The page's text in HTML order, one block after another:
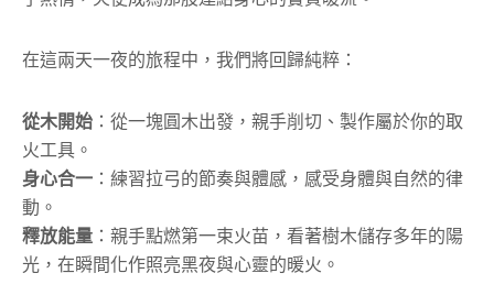
在這兩天一夜的旅程中，我們將回歸純粹：
從木開始 ：從一塊圓木出發，親手削切、製作屬於你的取
火工具。
身心合一 ：練習拉弓的節奏與體感，感受身體與自然的律
動。
釋放能量 ：親手點燃第一束火苗，看著樹木儲存多年的陽
光，在瞬間化作照亮黑夜與心靈的暖火。